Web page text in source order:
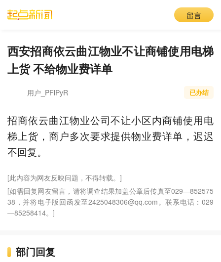
留言
西安招商依云曲江物业不让商铺使用电梯
上货 不给物业费详单
用户_PFlPyR 已办结
招商依云曲江物业公司不让小区内商铺使用电
梯上货，商户多次要求提供物业费详单，迟迟
不回复。
[此内容为网友反映问题，不得转载。]
[如需回复网友留言，请将调查结果加盖公章后传真至029—852575
38，并将电子版回函发至2425048306@qq.com。联系电话：029
—85258414。]
部门回复